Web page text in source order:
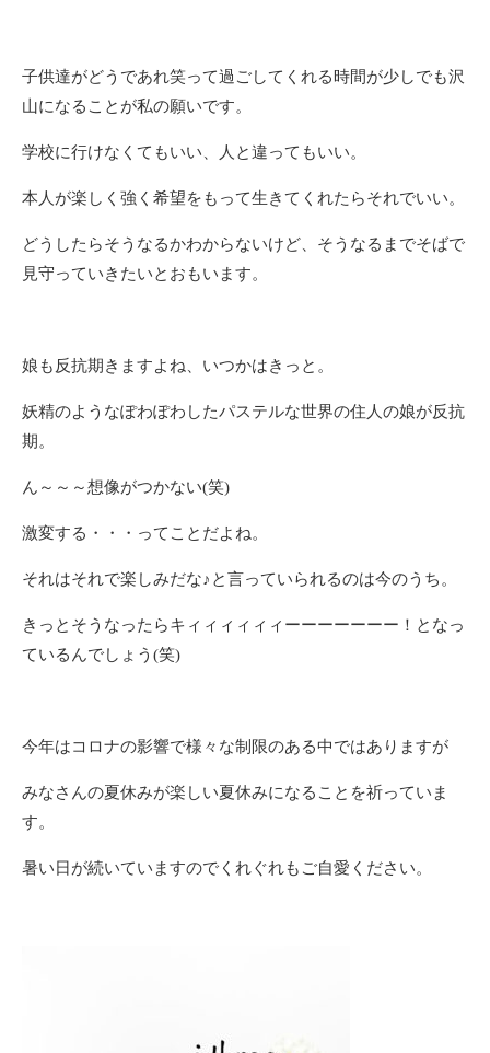
子供達がどうであれ笑って過ごしてくれる時間が少しでも沢
山になることが私の願いです。
学校に行けなくてもいい、人と違ってもいい。
本人が楽しく強く希望をもって生きてくれたらそれでいい。
どうしたらそうなるかわからないけど、そうなるまでそばで
見守っていきたいとおもいます。
娘も反抗期きますよね、いつかはきっと。
妖精のようなぽわぽわしたパステルな世界の住人の娘が反抗
期。
ん～～～想像がつかない(笑)
激変する・・・ってことだよね。
それはそれで楽しみだな♪と言っていられるのは今のうち。
きっとそうなったらキィィィィィィーーーーーーー！となっ
ているんでしょう(笑)
今年はコロナの影響で様々な制限のある中ではありますが
みなさんの夏休みが楽しい夏休みになることを祈っていま
す。
暑い日が続いていますのでくれぐれもご自愛ください。